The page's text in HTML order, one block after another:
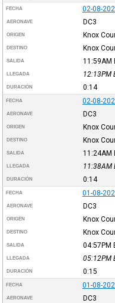
FECHA 02-08-
AERONAVE DC3
ORIGEN Knox
DESTINO Knox
SALIDA 11:59AM
LLEGADA 12:13PM
DURACIÓN 0:14
FECHA 02-08-
AERONAVE DC3
ORIGEN Knox
DESTINO Knox
SALIDA 11:24AM
LLEGADA 11:38AM
DURACIÓN 0:14
FECHA 01-08-
AERONAVE DC3
ORIGEN Knox
DESTINO Knox
SALIDA 04:57PM
LLEGADA 05:12PM
DURACIÓN 0:15
FECHA 01-08-
AERONAVE DC3